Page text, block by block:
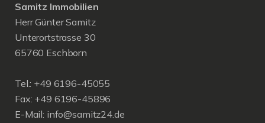
Samitz Immobilien
Herr Günter Samitz
Unterortstrasse 30
65760 Eschborn
Tel.: +49 6196-45055
Fax: +49 6196-45896
E-Mail: info@samitz24.de